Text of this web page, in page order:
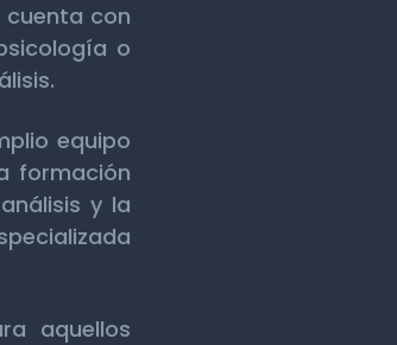
cuenta con
o
equipo
formación
y la
aquellos